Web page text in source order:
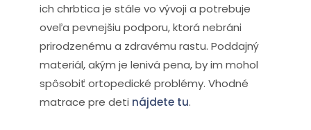
ich chrbtica je stále vo vývoji a potrebuje
oveľa pevnejšiu podporu, ktorá nebráni
prirodzenému a zdravému rastu. Poddajný
materiál, akým je lenivá pena, by im mohol
spôsobiť ortopedické problémy. Vhodné
matrace pre deti nájdete tu.